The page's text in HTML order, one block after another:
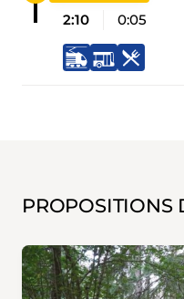
2:10
0:05
PROPOSITIONS